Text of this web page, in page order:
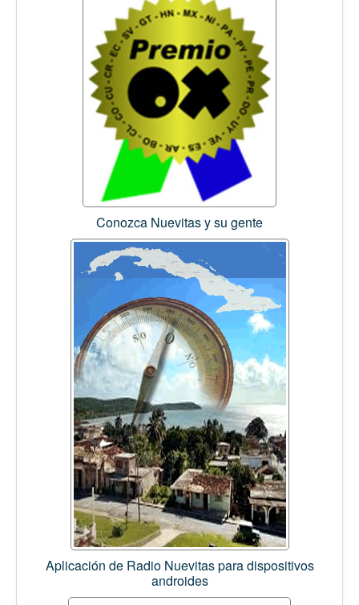
Conozca Nuevitas y su gente
Aplicación de Radio Nuevitas para dispositivos
androides